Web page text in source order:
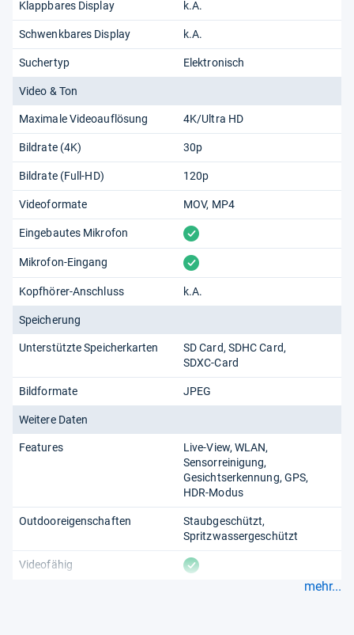
Klappbares Display k.A.
Schwenkbares Display k.A.
Suchertyp Elektronisch
Video & Ton
Maximale Videoauflösung 4K/Ultra HD
Bildrate (4K) 30p
Bildrate (Full-HD) 120p
Videoformate MOV MP4
Eingebautes Mikrofon vorhanden
Mikrofon-Eingang vorhanden
Kopfhörer-Anschluss k.A.
Speicherung
Unterstützte Speicherkarten SD Card SDHC Card
SDXC-Card
Bildformate JPEG
Weitere Daten
Features Live-View WLAN
Sensorreinigung
Gesichtserkennung GPS
HDR-Modus
Outdooreigenschaften
Staubgeschützt
Spritzwassergeschützt
Videofähig vorhanden
mehr...